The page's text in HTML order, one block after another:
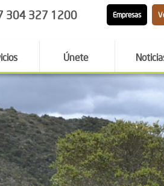
304 327 1200 Empresas
Únete